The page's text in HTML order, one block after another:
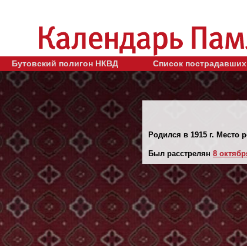
Бутовский полигон НКВД Список пострадавших
Родился в 1915 г. Место
Был расстрелян 8